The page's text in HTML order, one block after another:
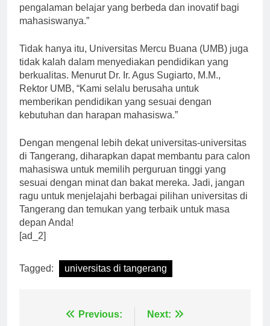
pengalaman belajar yang berbeda dan inovatif bagi
mahasiswanya.”
Tidak hanya itu, Universitas Mercu Buana (UMB) juga
tidak kalah dalam menyediakan pendidikan yang
berkualitas. Menurut Dr. Ir. Agus Sugiarto, M.M.,
Rektor UMB, “Kami selalu berusaha untuk
memberikan pendidikan yang sesuai dengan
kebutuhan dan harapan mahasiswa.”
Dengan mengenal lebih dekat universitas-universitas
di Tangerang, diharapkan dapat membantu para calon
mahasiswa untuk memilih perguruan tinggi yang
sesuai dengan minat dan bakat mereka. Jadi, jangan
ragu untuk menjelajahi berbagai pilihan universitas di
Tangerang dan temukan yang terbaik untuk masa
depan Anda!
[ad_2]
Tagged: universitas di tangerang
NavigasiPrevious: Next: